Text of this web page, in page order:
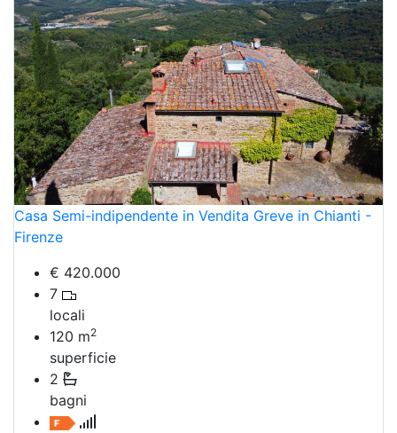
Casa Semi-indipendente in Vendita Greve in Chianti -
Firenze
€ 420.000
7
locali
120 m2
superficie
2
bagni